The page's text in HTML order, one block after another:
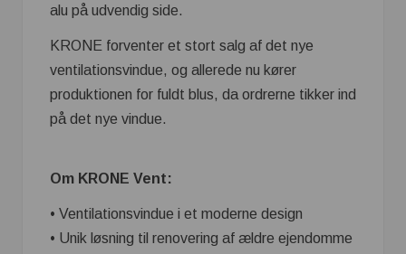
alu på udvendig side.
KRONE forventer et stort salg af det nye
ventilationsvindue, og allerede nu kører
produktionen for fuldt blus, da ordrerne tikker ind
på det nye vindue.
Om KRONE Vent:
• Ventilationsvindue i et moderne design
• Unik løsning til renovering af ældre ejendomme